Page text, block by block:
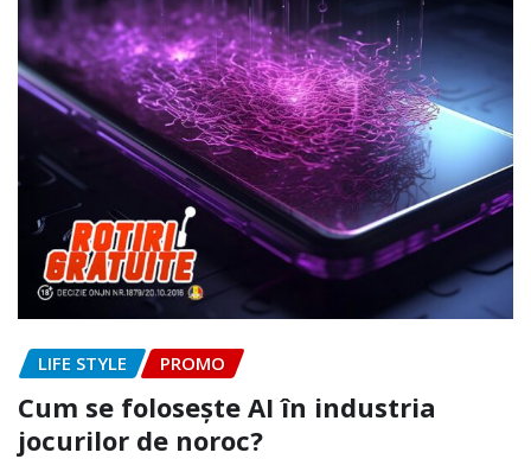
LIFE STYLE PROMO
Cum se folosește AI în industria
jocurilor de noroc?